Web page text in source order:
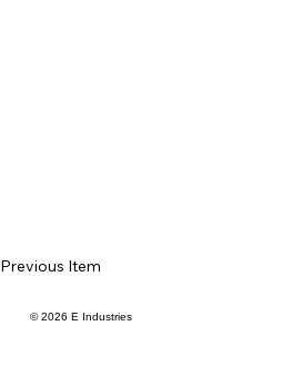
Previous Item
© 2026 E Industries